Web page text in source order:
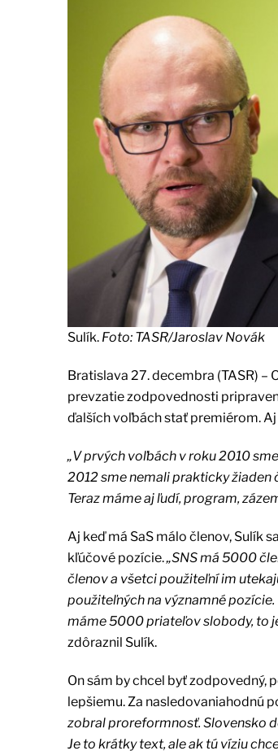
Sulík. Foto: TASR/Jaroslav Novák
Bratislava 27. decembra (TASR) –
prevzatie zodpovednosti
ďalších voľbách stať premiérom.
„V prvých voľbách v roku 2010
2012 sme nemali prakticky žiaden
Teraz máme aj ľudí, program,
Aj keď má SaS málo členov, Sulík
kľúčové pozície.„SNS má 5000
členov a všetci použiteľní im
použiteľných na významné
máme 5000 priateľov slobody, to
zdôraznil Sulík.
On sám by chcel byť zodpovedný,
lepšiemu. Za nasledovaniahodnú
zobral proreformnosť. Slovensko
Je to krátky text, ale ak tú víziu